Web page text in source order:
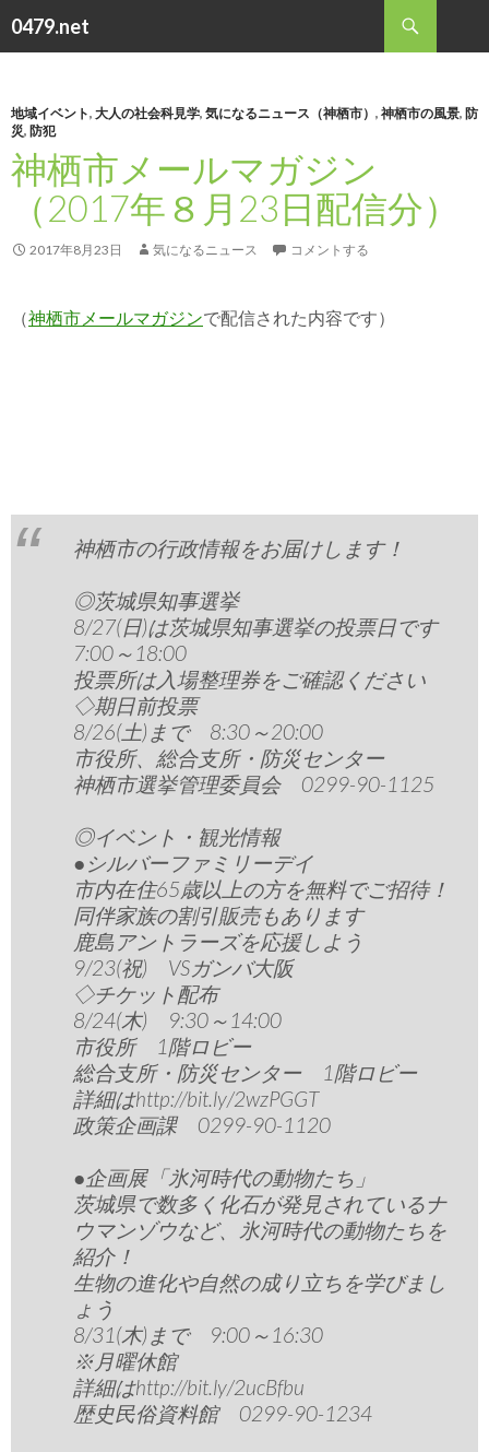
0479.net
索
ン
ツ
へ
ス
プ
地域イベント, 大人の社会科見学, 気になるニュース（神栖市） , 神栖市の風景, 防
災, 防犯
神栖市メールマガジン
（2017年８月23日配信分）
2017年8月23日 気になるニュース コメントする
（神栖市メールマガジンで配信された内容です）
神栖市の行政情報をお届けします！
◎茨城県知事選挙
8/27(日)は茨城県知事選挙の投票日です
7:00～18:00
投票所は入場整理券をご確認ください
◇期日前投票
8/26(土)まで 8:30～20:00
市役所、総合支所・防災センター
神栖市選挙管理委員会 0299-90-1125
◎イベント・観光情報
●シルバーファミリーデイ
市内在住65歳以上の方を無料でご招待！
同伴家族の割引販売もあります
鹿島アントラーズを応援しよう
9/23(祝) VSガンバ大阪
◇チケット配布
8/24(木) 9:30～14:00
市役所 1階ロビー
総合支所・防災センター 1階ロビー
詳細はhttp://bit.ly/2wzPGGT
政策企画課 0299-90-1120
●企画展「氷河時代の動物たち」
茨城県で数多く化石が発見されているナ
ウマンゾウなど、氷河時代の動物たちを
紹介！
生物の進化や自然の成り立ちを学びまし
ょう
8/31(木)まで 9:00～16:30
※月曜休館
詳細はhttp://bit.ly/2ucBfbu
歴史民俗資料館 0299-90-1234